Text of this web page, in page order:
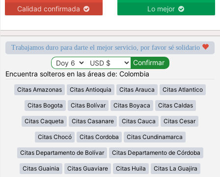
Calidad confirmada Lo mejor
Trabajamos duro para darte el mejor servicio, por favor sé solidario
Encuentra solteros en las áreas de: Colombia
Citas Amazonas Citas Antioquia Citas Arauca Citas Atlantico
Citas Bogota Citas Bolívar Citas Boyaca Citas Caldas
Citas Caqueta Citas Casanare Citas Cauca Citas Cesar
Citas Chocó Citas Cordoba Citas Cundinamarca
Citas Departamento de Bolívar Citas Departamento de Córdoba
Citas Guainia Citas Guaviare Citas Huila Citas La Guajira